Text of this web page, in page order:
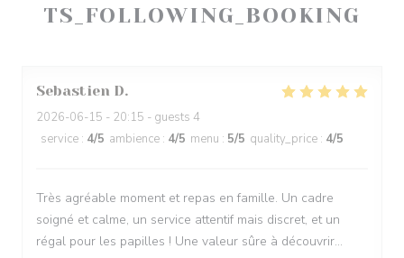
TS_FOLLOWING_BOOKING
Sebastien D
2026-06-15 - 20:15 - guests 4
service : 4/5 ambience : 4/5 menu : 5/5 quality_price : 4/5
Très agréable moment et repas en famille. Un cadre
soigné et calme, un service attentif mais discret, et un
régal pour les papilles ! Une valeur sûre à découvrir...